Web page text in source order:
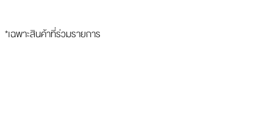
*เฉพาะสินค้าที่ร่วมรายการ